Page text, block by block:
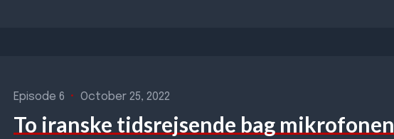
Episode 6 • October 25, 2022
To iranske tidsrejsende bag mikrofonen